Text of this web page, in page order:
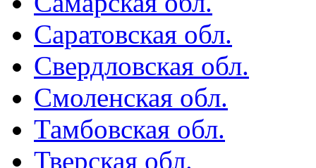
Саратовская обл.
Свердловская обл.
Смоленская обл.
Тамбовская обл.
Тверская обл.